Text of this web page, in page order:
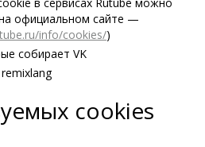
официальном сайте —
info/cookies/)
собирает VK
cookies